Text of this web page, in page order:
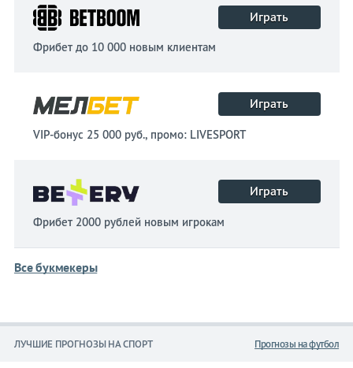
Играть
Фрибет до 10 000 новым клиентам
Играть
VIP-бонус 25 000 руб., промо: LIVESPORT
Играть
Фрибет 2000 рублей новым игрокам
Все букмекеры
ЛУЧШИЕ ПРОГНОЗЫ НА СПОРТ Прогнозы на футбол